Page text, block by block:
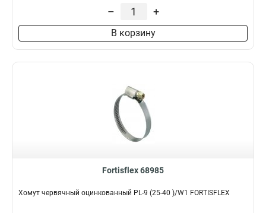
– +
В корзину
Fortisflex 68985
Хомут червячный оцинкованный PL-9 (25-40 )/W1 FORTISFLEX